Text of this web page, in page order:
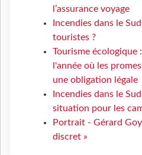
l’assurance voyage
Incendies dans le
touristes ?
Tourisme
l'année où les
une obligation légale
Incendies dans le
situation pour les
Portrait - Gérard
discret »